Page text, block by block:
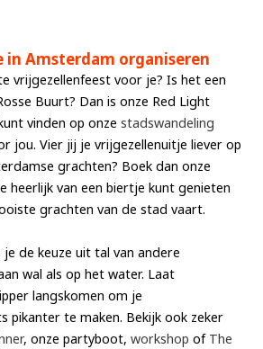
Amsterdam organiseren
vrijgezellenfeest voor je? Is het een
Buurt? Dan is onze Red Light
vinden op onzestadswandeling
jou. Vier jij je vrijgezellenuitje liever op
grachten? Boek dan onze
heerlijk van een biertje kunt genieten
grachten van de stad vaart.
de keuze uit tal van andere
wal als op het water. Laat
langskomen om je
pikanter te maken. Bekijk ook zeker
, onze partyboot,workshop of The